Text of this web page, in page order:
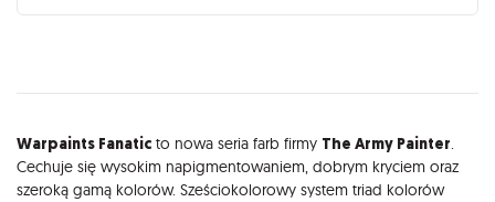
Opis
Warpaints Fanatic to nowa seria farb firmy The Army Painter.
Cechuje się wysokim napigmentowaniem, dobrym kryciem oraz
szeroką gamą kolorów. Sześciokolorowy system triad kolorów